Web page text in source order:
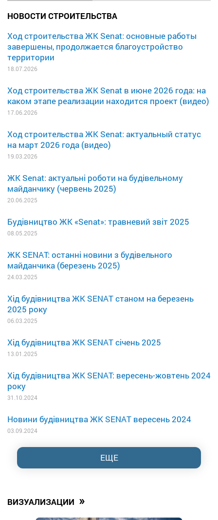
НОВОСТИ СТРОИТЕЛЬСТВА
Ход строительства ЖК Senat: основные работы
завершены, продолжается благоустройство
территории
18.07.2026
Ход строительства ЖК Senat в июне 2026 года: на
каком этапе реализации находится проект (видео)
17.06.2026
Ход строительства ЖК Senat: актуальный статус
на март 2026 года (видео)
19.03.2026
ЖК Senat: актуальні роботи на будівельному
майданчику (червень 2025)
20.06.2025
Будівництво ЖК «Senat»: травневий звіт 2025
08.05.2025
ЖК SENAT: останні новини з будівельного
майданчика (березень 2025)
24.03.2025
Хід будівництва ЖК SENAT станом на березень
2025 року
06.03.2025
Хід будівництва ЖК SENAT січень 2025
13.01.2025
Хід будівництва ЖК SENAT: вересень-жовтень 2024
року
31.10.2024
Новини будівництва ЖК SENAT вересень 2024
03.09.2024
ЕЩЕ
ВИЗУАЛИЗАЦИИ »